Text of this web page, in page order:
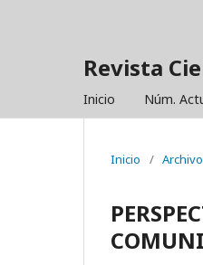
Revista
Inicio Núm.
Inicio /